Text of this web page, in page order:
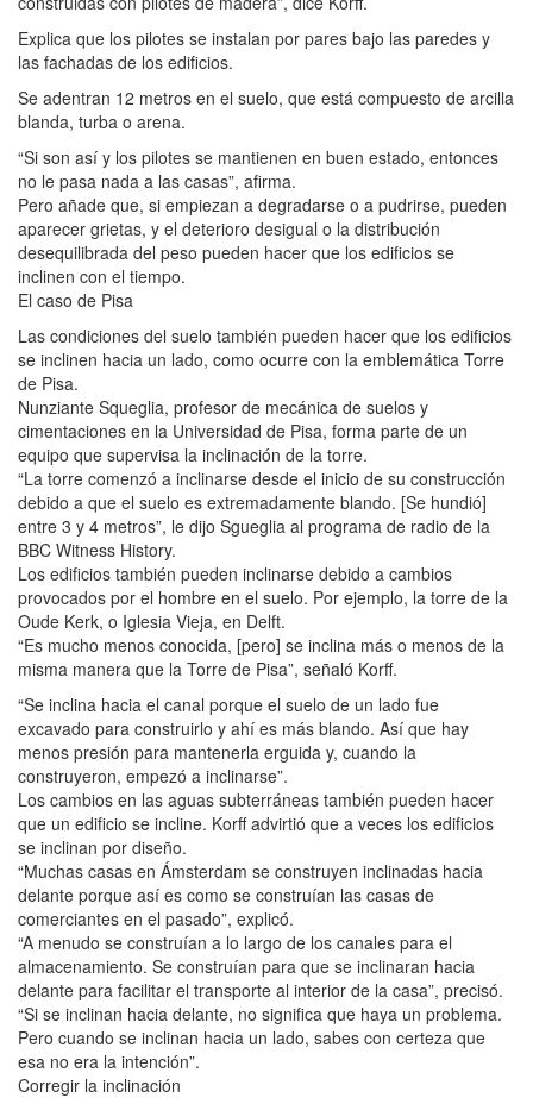
Explica que los pilotes se instalan por pares bajo las paredes y
las fachadas de los edificios.
Se adentran 12 metros en el suelo, que está compuesto de arcilla
blanda, turba o arena.
“Si son así y los pilotes se mantienen en buen estado, entonces
no le pasa nada a las casas”, afirma.
Pero añade que, si empiezan a degradarse o a pudrirse, pueden
aparecer grietas, y el deterioro desigual o la distribución
desequilibrada del peso pueden hacer que los edificios se
inclinen con el tiempo.
El caso de Pisa
Las condiciones del suelo también pueden hacer que los edificios
se inclinen hacia un lado, como ocurre con la emblemática Torre
de Pisa.
Nunziante Squeglia, profesor de mecánica de suelos y
cimentaciones en la Universidad de Pisa, forma parte de un
equipo que supervisa la inclinación de la torre.
“La torre comenzó a inclinarse desde el inicio de su construcción
debido a que el suelo es extremadamente blando. [Se hundió]
entre 3 y 4 metros”, le dijo Sgueglia al programa de radio de la
BBC Witness History.
Los edificios también pueden inclinarse debido a cambios
provocados por el hombre en el suelo. Por ejemplo, la torre de la
Oude Kerk, o Iglesia Vieja, en Delft.
“Es mucho menos conocida, [pero] se inclina más o menos de la
misma manera que la Torre de Pisa”, señaló Korff.
“Se inclina hacia el canal porque el suelo de un lado fue
excavado para construirlo y ahí es más blando. Así que hay
menos presión para mantenerla erguida y, cuando la
construyeron, empezó a inclinarse”.
Los cambios en las aguas subterráneas también pueden hacer
que un edificio se incline. Korff advirtió que a veces los edificios
se inclinan por diseño.
“Muchas casas en Ámsterdam se construyen inclinadas hacia
delante porque así es como se construían las casas de
comerciantes en el pasado”, explicó.
“A menudo se construían a lo largo de los canales para el
almacenamiento. Se construían para que se inclinaran hacia
delante para facilitar el transporte al interior de la casa”, precisó.
“Si se inclinan hacia delante, no significa que haya un problema.
Pero cuando se inclinan hacia un lado, sabes con certeza que
esa no era la intención”.
Corregir la inclinación